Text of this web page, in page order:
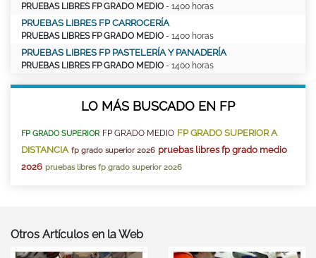
PRUEBAS LIBRES FP GRADO MEDIO - 1400 horas
PRUEBAS LIBRES FP CARROCERÍA
PRUEBAS LIBRES FP GRADO MEDIO - 1400 horas
PRUEBAS LIBRES FP PASTELERÍA Y PANADERÍA
PRUEBAS LIBRES FP GRADO MEDIO - 1400 horas
LO MÁS BUSCADO EN FP
FP GRADO SUPERIOR FP GRADO MEDIO FP GRADO SUPERIOR A
DISTANCIA fp grado superior 2026 pruebas libres fp grado medio
2026 pruebas libres fp grado superior 2026
Otros Artículos en la Web